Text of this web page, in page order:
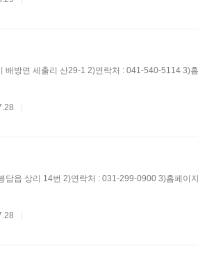
배방면 세출리 산29-1 2)연락처 : 041-540-5114 3)
|
담읍 상리 14번 2)연락처 : 031-299-0900 3)홈페이
|